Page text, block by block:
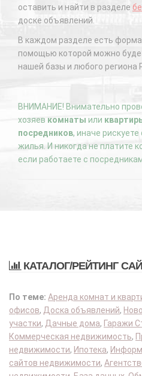
оставить и найти в разделе
доске объявлений.
В каждом разделе есть
помощью которой можно
нашей базы и любого региона
ВНИМАНИЕ! Внимательно
хозяев комнаты или
посредников, иначе
жилья. И никогда не платите
если работаете с
КАТАЛОГ/РЕЙТИНГ
По теме: Аренда комнат и
офисов, Доска объявлений,
участки, Дачные дома, Гаражи
Коммерческая недвижимость,
недвижимости, Ипотека,
сайтов недвижимости,